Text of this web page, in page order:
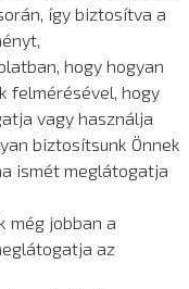
így biztosítva a
hogy hogyan
felmérésével, hogy
vagy használja
biztosítsunk Önnek
ismét meglátogatja
még jobban a
az